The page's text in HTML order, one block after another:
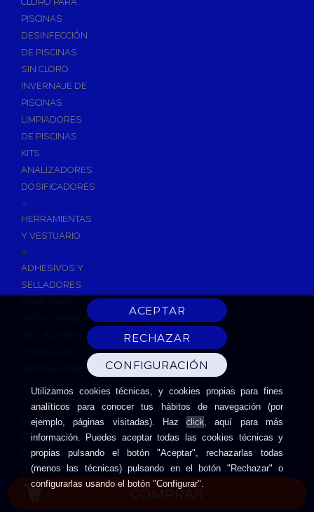
Utilizamos cookies técnicas, y cookies propias para fines
analíticos para conocer tus hábitos de navegación (por
ejemplo, páginas visitadas). Hazclick, aquí para más
información. Puedes aceptar todas las cookies técnicas y
propias pulsando el botón "Aceptar", rechazarlas todas
(menos las técnicas) pulsando en el botón "Rechazar" o
configurarlas usando el botón "Configurar".
PISCINAS
DESINFECCIÓN
DE PISCINAS
SIN CLORO
INVERNAJE DE
PISCINAS
LIMPIADORES
DE PISCINAS
KITS
ANALIZADORES
DOSIFICADORES
+
HERRAMIENTAS
Y VESTUARIO
+
ADHESIVOS Y
SELLADORES
INSTANTANEOS
IMPRIMACIONES
LIMPIADORES
SILICONAS
ESPUMAS DE
EXPANSIÓN
CINTAS
ADHESIVAS
HERRAMIENTAS
COMPRAR